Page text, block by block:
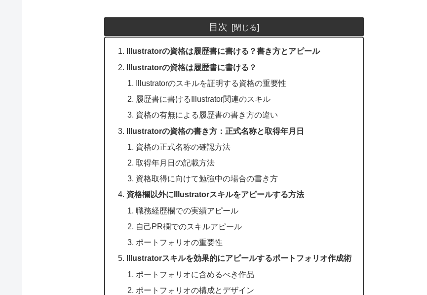
目次
Illustratorの資格は履歴書に書ける？書き方とアピール
Illustratorの資格は履歴書に書ける？
Illustratorのスキルを証明する資格の重要性
履歴書に書けるIllustrator関連のスキル
資格の有無による履歴書の書き方の違い
Illustratorの資格の書き方：正式名称と取得年月日
資格の正式名称の確認方法
取得年月日の記載方法
資格取得に向けて勉強中の場合の書き方
資格欄以外にIllustratorスキルをアピールする方法
職務経歴欄での実績アピール
自己PR欄でのスキルアピール
ポートフォリオの重要性
Illustratorスキルを効果的にアピールするポートフォリオ作成術
ポートフォリオに含めるべき作品
ポートフォリオの構成とデザイン